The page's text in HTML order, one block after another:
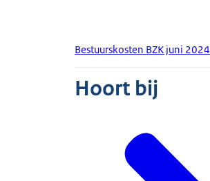
Bestuurskosten BZK juni 2024
Hoort bij